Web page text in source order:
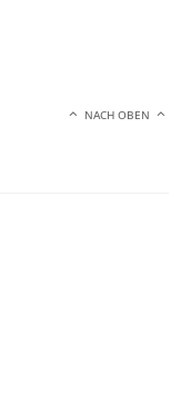
NACH OBEN